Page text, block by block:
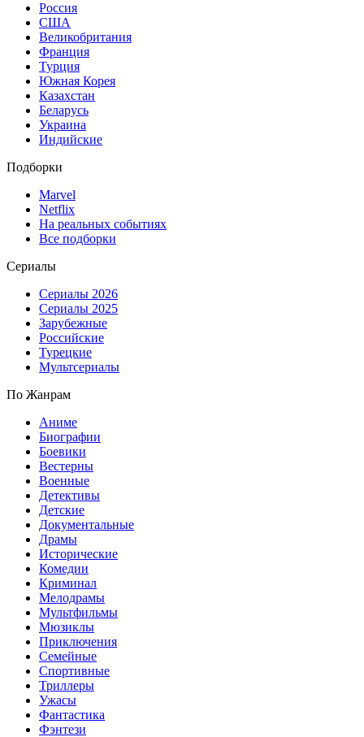
Россия
США
Великобритания
Франция
Турция
Южная Корея
Казахстан
Беларусь
Украина
Индийские
Подборки
Marvel
Netflix
На реальных событиях
Все подборки
Сериалы
Сериалы 2026
Сериалы 2025
Зарубежные
Российские
Турецкие
Мультсериалы
По Жанрам
Аниме
Биографии
Боевики
Вестерны
Военные
Детективы
Детские
Документальные
Драмы
Исторические
Комедии
Криминал
Мелодрамы
Мультфильмы
Мюзиклы
Приключения
Семейные
Спортивные
Триллеры
Ужасы
Фантастика
Фэнтези